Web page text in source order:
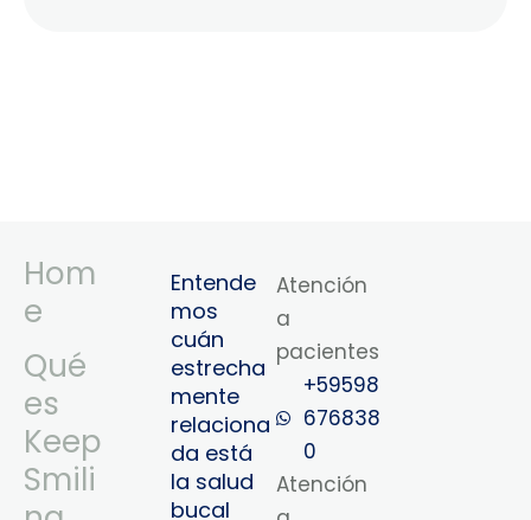
Hom
e
Qué
es
Keep
Smili
Entende
mos
cuán
estrecha
mente
relaciona
da está
la salud
bucal
Atención
a
pacientes
+59598
676838
0
Atención